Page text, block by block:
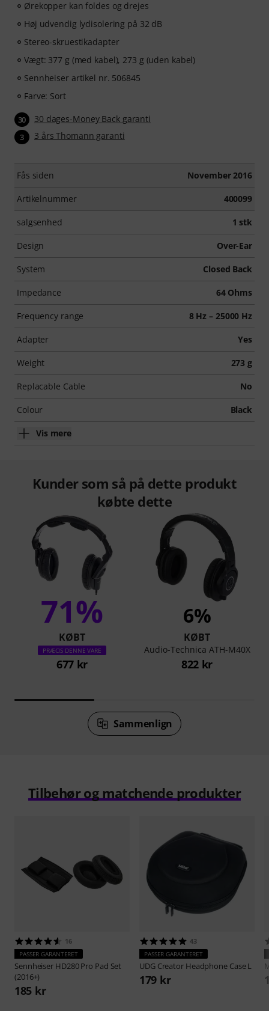
Ørekopper kan foldes og drejes
Høj udvendig lydisolering på 32 dB
Stereo-skruestikadapter
Vægt: 377 g (med kabel), 273 g (uden kabel)
Sennheiser artikel nr. 506845
Farve: Sort
30 30 dages-Money Back garanti
3 3 års Thomann garanti
Fås siden November 2016
Artikelnummer 400099
salgsenhed 1 stk
Design Over-Ear
System Closed Back
Impedance 64 Ohms
Frequency range 8 Hz – 25000 Hz
Adapter Yes
Weight 273 g
Replacable Cable No
Colour Black
Vis mere
Kunder som så på dette produkt
købte dette
71%
KØBT
PRÆCIS DENNE VARE
677 kr
6%
KØBT
Audio-Technica ATH-M40X
822 kr
Sammenlign
Tilbehør og matchende produkter
16
PASSER GARANTERET
Sennheiser HD280 Pro Pad Set
(2016+)
185 kr
43
PASSER GARANTERET
UDG Creator Headphone Case L
179 kr